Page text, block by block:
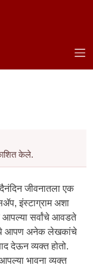
केले.
जीवनातला एक
इंस्टाग्राम अशा
सर्वांचे आवडते
आपण अनेक लेखकांचे
देऊन व्यक्त होतो.
भावना व्यक्त